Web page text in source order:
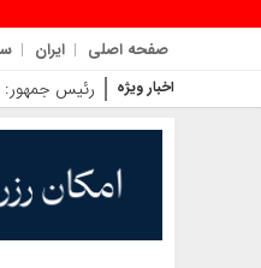
صفحه اصلی ایران
اخبار ویژه رئیس